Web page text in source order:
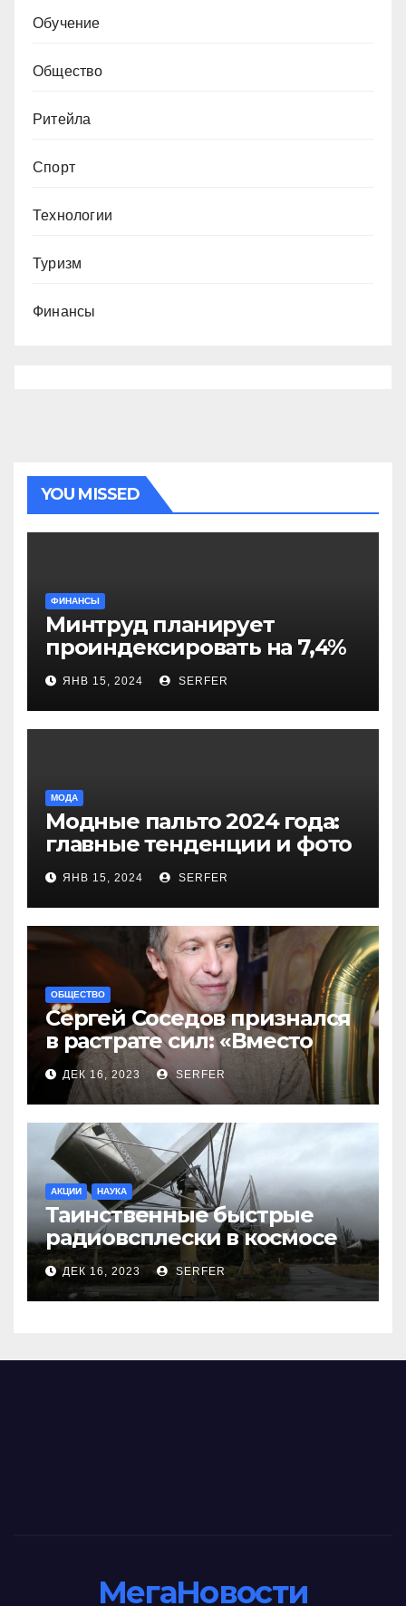
Обучение
Общество
Ритейла
Спорт
Технологии
Туризм
Финансы
YOU MISSED
ФИНАНСЫ
Минтруд планирует
проиндексировать на 7,4%
более 40 выплат и
компенсаций
ЯНВ 15, 2024 SERFER
МОДА
Модные пальто 2024 года:
главные тенденции и фото
новинок
ЯНВ 15, 2024 SERFER
ОБЩЕСТВО
Сергей Соседов признался
в растрате сил: «Вместо
меня взяли Пригожина»
ДЕК 16, 2023 SERFER
АКЦИИ НАУКА
Таинственные быстрые
радиовсплески в космосе
сделались все более
странными
ДЕК 16, 2023 SERFER
МегаНовости